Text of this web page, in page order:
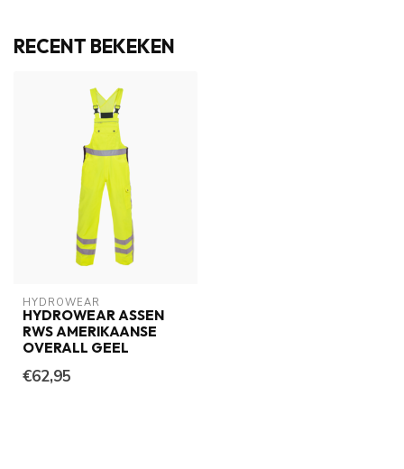
RECENT BEKEKEN
HYDROWEAR
HYDROWEAR ASSEN
RWS AMERIKAANSE
OVERALL GEEL
€62,95